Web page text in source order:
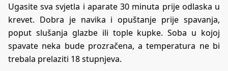
Ugasite sva svjetla i aparate 30 minuta prije odlaska u
krevet. Dobra je navika i opuštanje prije spavanja,
poput slušanja glazbe ili tople kupke. Soba u kojoj
spavate neka bude prozračena, a temperatura ne bi
trebala prelaziti 18 stupnjeva.